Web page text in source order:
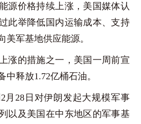
价格持续上涨，美国媒体认
此举降低国内运输成本、支持
美军基地供应能源。
的措施之一，美国一周前宣
中释放1.72亿桶石油。
28日对伊朗发起大规模军事
以及美国在中东地区的军事基